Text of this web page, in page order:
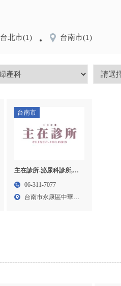
台北市(1) 台南市(1)
台南市
主在診所-泌尿科診所,台
南泌尿科診所,永康區泌
06-311-7077
台南市永康區中華路